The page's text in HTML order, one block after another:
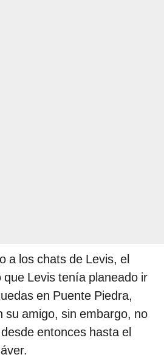
a los chats de Levis, el
Levis tenía planeado ir
en Puente Piedra,
su amigo, sin embargo, no
entonces hasta el